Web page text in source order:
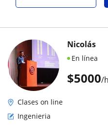
$5000/h
Nicolás
En línea
Clases on line
Ingenieria